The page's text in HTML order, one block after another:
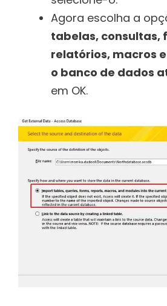
Agora escolha a
tabelas, consultas,
relatórios, macros
o banco de dados
em OK.